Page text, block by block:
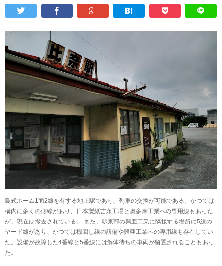
島式ホーム1面2線を有する地上駅であり、列車の交換が可能である。かつては
構内に多くの側線があり、日本製紙吉永工場と奥多摩工業への専用線もあった
が、現在は撤去されている。 また、駅東部の興亜工業に隣接する場所に5線の
ヤード線があり、かつては機回し線の設備や興亜工業への専用線も存在してい
た。設備が故障した4番線と5番線には解体待ちの車両が留置されることもあっ
た。